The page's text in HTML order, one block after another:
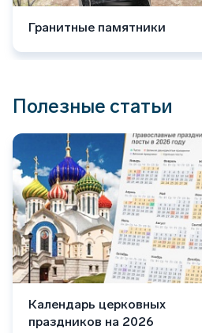
Гранитные памятники
Полезные статьи
Календарь церковных
праздников на 2026